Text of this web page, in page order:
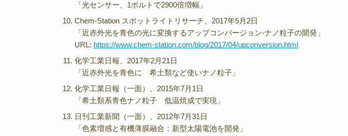
「光センサー、1ボルトで2900倍増幅」
Chem-Station スポットライトリサーチ、2017年5月2日
「近赤外光を青色の光に変換するアップコンバージョン-ナノ粒子の開発」
URL: https://www.chem-station.com/blog/2017/04/upconversion.html
化学工業日報、2017年2月21日
「近赤外光を青色に 希土類など使いナノ粒子」
化学工業日報（一面）、2015年7月1日
「希土類系青色ナノ粒子 低温焼成で実現」
日刊工業新聞（一面）、2012年7月31日
「色素増感と有機薄膜融合：新型太陽電池を開発」